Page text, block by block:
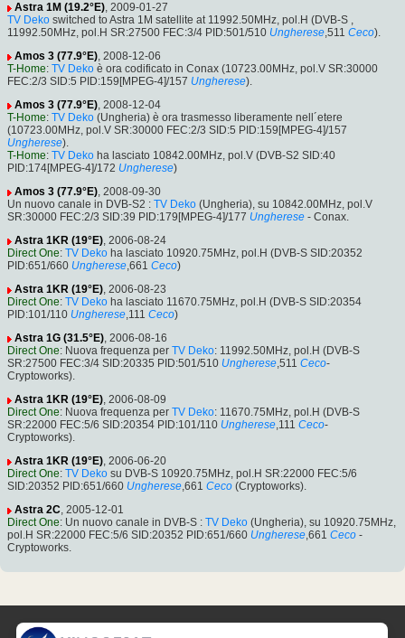
Astra 1M (19.2°E), 2009-01-27
TV Deko switched to Astra 1M satellite at 11992.50MHz, pol.H (DVB-S ,
11992.50MHz, pol.H SR:27500 FEC:3/4 PID:501/510 Ungherese,511 Ceco).
Amos 3 (77.9°E), 2008-12-06
T-Home: TV Deko è ora codificato in Conax (10723.00MHz, pol.V SR:30000
FEC:2/3 SID:5 PID:159[MPEG-4]/157 Ungherese).
Amos 3 (77.9°E), 2008-12-04
T-Home: TV Deko (Ungheria) è ora trasmesso liberamente nell´etere
(10723.00MHz, pol.V SR:30000 FEC:2/3 SID:5 PID:159[MPEG-4]/157
Ungherese).
T-Home: TV Deko ha lasciato 10842.00MHz, pol.V (DVB-S2 SID:40
PID:174[MPEG-4]/172 Ungherese)
Amos 3 (77.9°E), 2008-09-30
Un nuovo canale in DVB-S2 : TV Deko (Ungheria), su 10842.00MHz, pol.V
SR:30000 FEC:2/3 SID:39 PID:179[MPEG-4]/177 Ungherese - Conax.
Astra 1KR (19°E), 2006-08-24
Direct One: TV Deko ha lasciato 10920.75MHz, pol.H (DVB-S SID:20352
PID:651/660 Ungherese,661 Ceco)
Astra 1KR (19°E), 2006-08-23
Direct One: TV Deko ha lasciato 11670.75MHz, pol.H (DVB-S SID:20354
PID:101/110 Ungherese,111 Ceco)
Astra 1G (31.5°E), 2006-08-16
Direct One: Nuova frequenza per TV Deko: 11992.50MHz, pol.H (DVB-S
SR:27500 FEC:3/4 SID:20335 PID:501/510 Ungherese,511 Ceco-
Cryptoworks).
Astra 1KR (19°E), 2006-08-09
Direct One: Nuova frequenza per TV Deko: 11670.75MHz, pol.H (DVB-S
SR:22000 FEC:5/6 SID:20354 PID:101/110 Ungherese,111 Ceco-
Cryptoworks).
Astra 1KR (19°E), 2006-06-20
Direct One: TV Deko su DVB-S 10920.75MHz, pol.H SR:22000 FEC:5/6
SID:20352 PID:651/660 Ungherese,661 Ceco (Cryptoworks).
Astra 2C, 2005-12-01
Direct One: Un nuovo canale in DVB-S : TV Deko (Ungheria), su 10920.75MHz,
pol.H SR:22000 FEC:5/6 SID:20352 PID:651/660 Ungherese,661 Ceco -
Cryptoworks.